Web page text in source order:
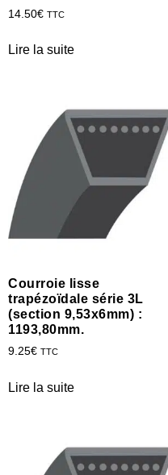
14.50€ TTC
Lire la suite
Courroie lisse
trapézoïdale série 3L
(section 9,53x6mm) :
1193,80mm.
9.25€ TTC
Lire la suite